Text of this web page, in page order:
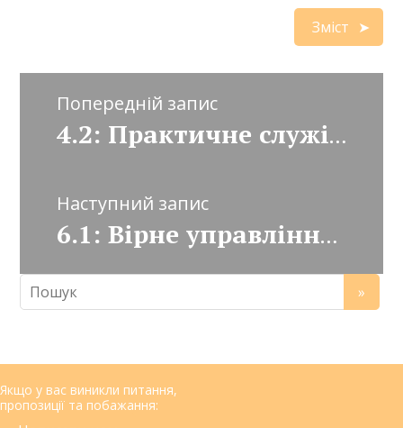
Зміст
Попередній запис
4.2: Практичне служіння
Наступний запис
6.1: Вірне управління: біблійний погляд
Якщо у вас виникли питання,
пропозиції та побажання: